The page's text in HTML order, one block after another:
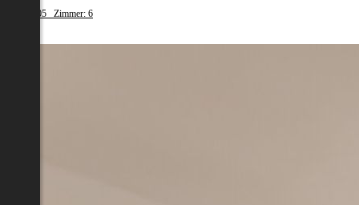
205 Zimmer: 6